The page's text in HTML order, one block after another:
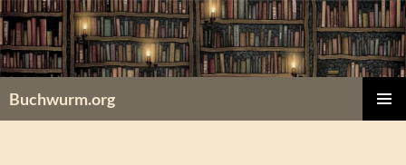
Zum
Inhalt
springen
Buchwurm.org